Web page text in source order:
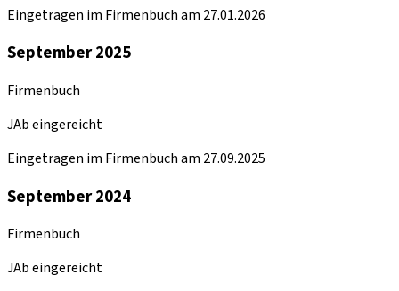
Eingetragen im Firmenbuch am 27.01.2026
September 2025
Firmenbuch
JAb eingereicht
Eingetragen im Firmenbuch am 27.09.2025
September 2024
Firmenbuch
JAb eingereicht